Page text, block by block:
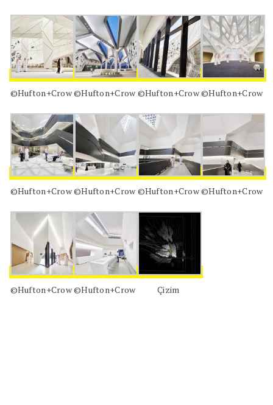
©Hufton+Crow©Hufton+Crow©Hufton+Crow©Hufton+Crow
©Hufton+Crow©Hufton+Crow©Hufton+Crow©Hufton+Crow
©Hufton+Crow©Hufton+Crow Çizim